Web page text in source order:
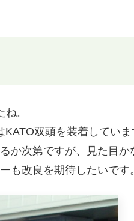
。
双頭を装着してい
か次第ですが、見た目か
も改良を期待したいです。